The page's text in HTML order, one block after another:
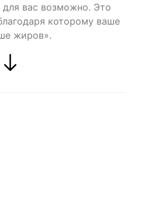
для вас возможно. Это
которому ваше
жиров».